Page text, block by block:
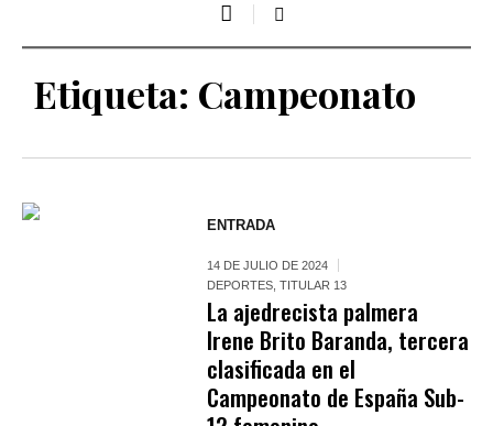
Etiqueta: Campeonato
ENTRADA
14 DE JULIO DE 2024
DEPORTES ,TITULAR 13
La ajedrecista palmera
Irene Brito Baranda, tercera
clasificada en el
Campeonato de España Sub-